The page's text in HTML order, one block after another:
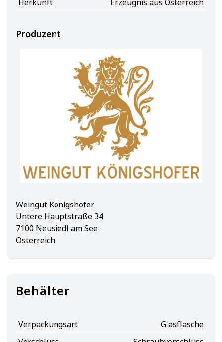
Herkunft
Erzeugnis aus Österreich
Produzent
Weingut Königshofer
Untere Hauptstraße 34
7100 Neusiedl am See
Österreich
Behälter
Verpackungsart
Glasflasche